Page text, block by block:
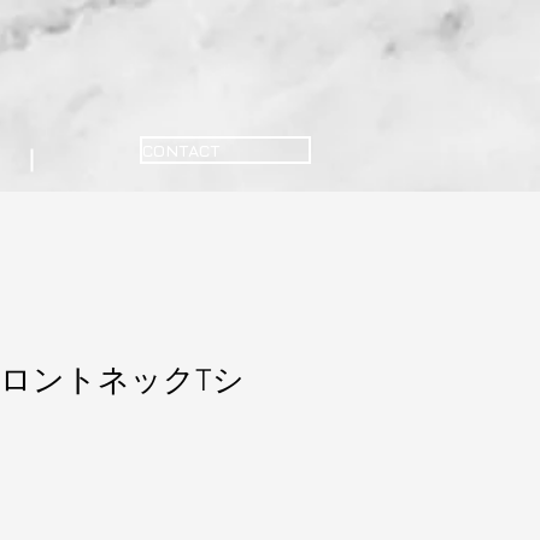
ントネックTシ